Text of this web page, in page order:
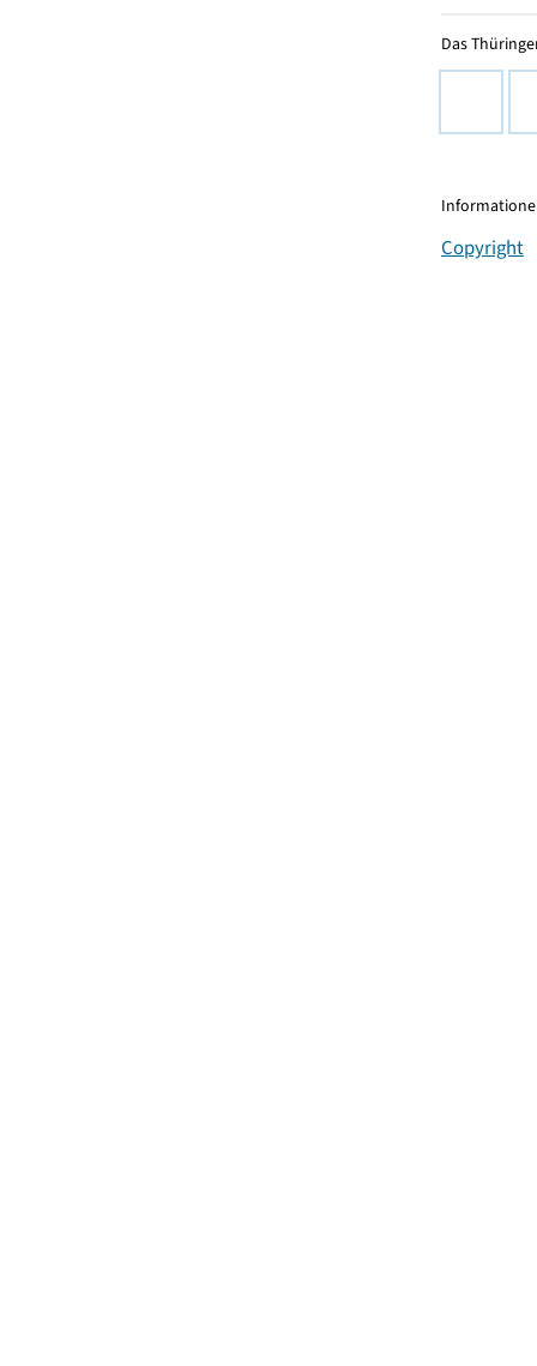
Das
Copyright